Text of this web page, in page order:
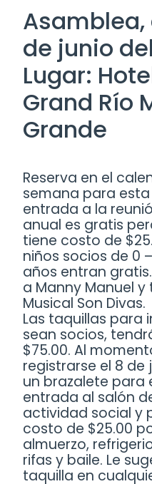
de junio
Lugar:
Grand Río
Grande
Reserva en el
semana para
entrada a la
anual es gratis
tiene costo de
niños socios de 0
años entran
a Manny Manuel
Musical Son Divas.
Las taquillas para
sean socios,
$75.00. Al
registrarse el 8 de
un brazalete para
entrada al salón
actividad social y
costo de $25.00
almuerzo,
rifas y baile. Le
taquilla en